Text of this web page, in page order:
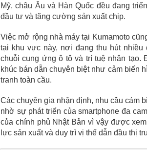
Mỹ, châu Âu và Hàn Quốc đều đang
đầu tư và tăng cường sản xuất chip.
Việc mở rộng nhà máy tại Kumamoto
tại khu vực này, nơi đang thu hút
chuỗi cung ứng ô tô và trí tuệ nhân tạo.
khúc bán dẫn chuyên biệt như cảm biến
tranh toàn cầu.
Các chuyên gia nhận định, nhu cầu cảm
nhờ sự phát triển của smartphone đa
của chính phủ Nhật Bản vì vậy được
lực sản xuất và duy trì vị thế dẫn đầu thị